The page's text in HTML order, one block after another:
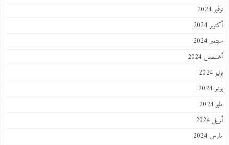
نوفمبر 2024
أكتوبر 2024
سبتمبر 2024
أغسطس 2024
يوليو 2024
يونيو 2024
مايو 2024
أبريل 2024
مارس 2024